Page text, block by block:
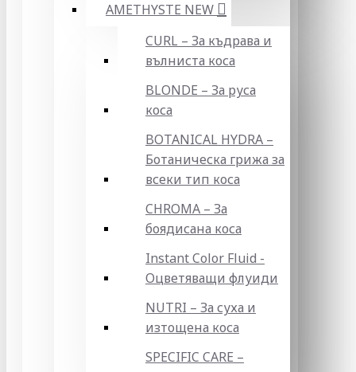
AMETHYSTE NEW
CURL – За къдрава и
вълниста коса
BLONDE – За руса
коса
BOTANICAL HYDRA –
Ботаническа грижа за
всеки тип коса
CHROMA – За
боядисана коса
Instant Color Fluid -
Оцветяващи флуиди
NUTRI – За суха и
изтощена коса
SPECIFIC CARE –